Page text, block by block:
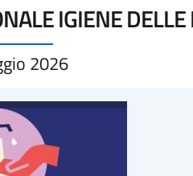
IGIENE
2026